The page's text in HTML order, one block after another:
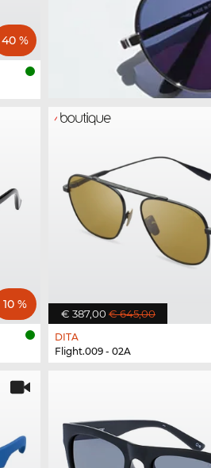
40 %
10 %
€ 387,00 € 645,00
DITA
Flight.009 - 02A